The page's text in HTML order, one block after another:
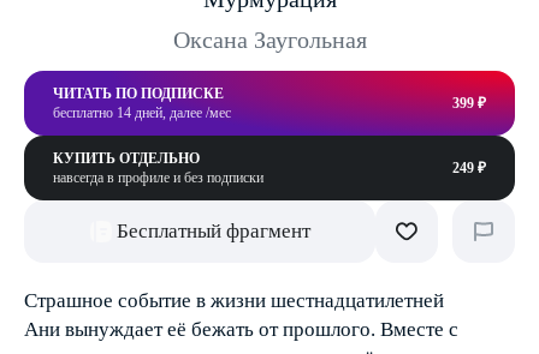
Оксана Заугольная
ЧИТАТЬ ПО ПОДПИСКЕ
бесплатно 14 дней, далее /мес
399 ₽
КУПИТЬ ОТДЕЛЬНО
навсегда в профиле и без подписки
249 ₽
Бесплатный фрагмент
Страшное событие в жизни шестнадцатилетней
Ани вынуждает её бежать от прошлого. Вместе с